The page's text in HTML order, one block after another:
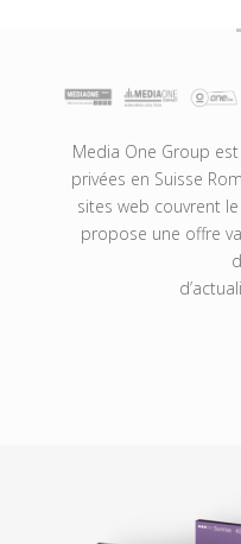
Media One Group
privées en Suisse
sites web couvrent
propose une offre